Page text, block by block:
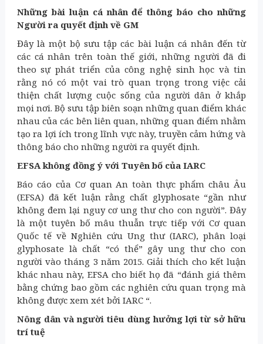
Những bài luận cá nhân để thông báo cho những
Người ra quyết định về GM
Đây là một bộ sưu tập các bài luận cá nhân đến từ
các cá nhân trên toàn thế giới, những người đã đi
theo sự phát triển của công nghệ sinh học và tin
rằng nó có một vai trò quan trọng trong việc cải
thiện chất lượng cuộc sống của người dân ở khắp
mọi nơi. Bộ sưu tập biên soạn những quan điểm khác
nhau của các bên liên quan, những quan điểm nhằm
tạo ra lợi ích trong lĩnh vực này, truyền cảm hứng và
thông báo cho những người ra quyết định.
EFSA không đồng ý với Tuyên bố của IARC
Báo cáo của Cơ quan An toàn thực phẩm châu Âu
(EFSA) đã kết luận rằng chất glyphosate “gần như
không đem lại nguy cơ ung thư cho con người”. Đây
là một tuyên bố mâu thuẫn trực tiếp với Cơ quan
Quốc tế về Nghiên cứu Ung thư (IARC), phân loại
glyphosate là chất “có thể” gây ung thư cho con
người vào tháng 3 năm 2015. Giải thích cho kết luận
khác nhau này, EFSA cho biết họ đã “đánh giá thêm
bằng chứng bao gồm các nghiên cứu quan trọng mà
không được xem xét bởi IARC “.
Nông dân và người tiêu dùng hưởng lợi từ sở hữu
trí tuệ